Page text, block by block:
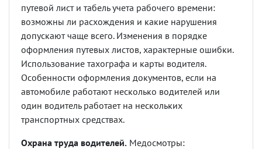
путевой лист и табель учета рабочего времени:
возможны ли расхождения и какие нарушения
допускают чаще всего. Изменения в порядке
оформления путевых листов, характерные ошибки.
Использование тахографа и карты водителя.
Особенности оформления документов, если на
автомобиле работают несколько водителей или
один водитель работает на нескольких
транспортных средствах.
Охрана труда водителей. Медосмотры: